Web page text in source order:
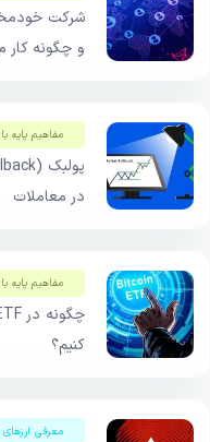
و چگونه کار
مفاهیم پایه
در معاملات
مفاهیم پایه
کنیم؟
معرفی